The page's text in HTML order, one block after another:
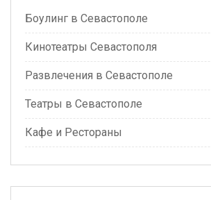
Боулинг в Севастополе
Кинотеатры Севастополя
Развлечения в Севастополе
Театры в Севастополе
Кафе и Рестораны